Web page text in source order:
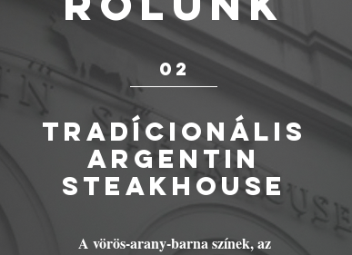
02
TRADÍCIONÁLIS
ARGENTIN
steakhouse
A vörös-arany-barna színek, az